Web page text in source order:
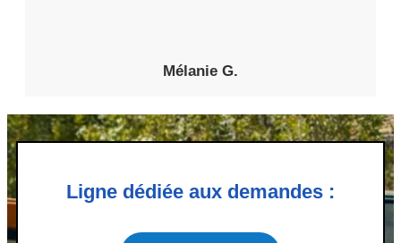
Mélanie G.
Ligne dédiée aux demandes :